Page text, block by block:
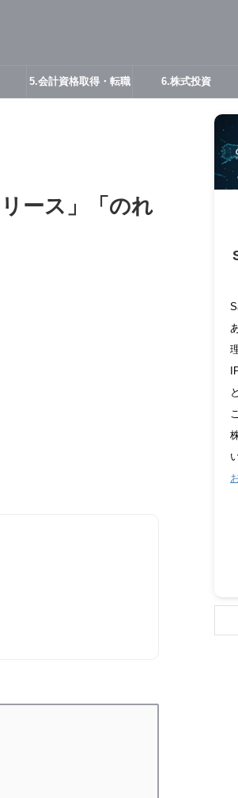
5.会計資格取得・転職 6.株式投資
ース」「のれ